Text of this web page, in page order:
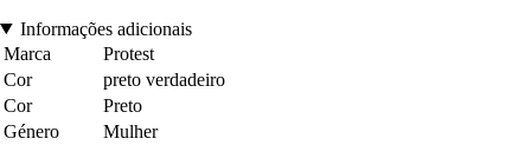
Informações adicionais
Marca
Protest
Cor
preto verdadeiro
Cor
Preto
Género
Mulher